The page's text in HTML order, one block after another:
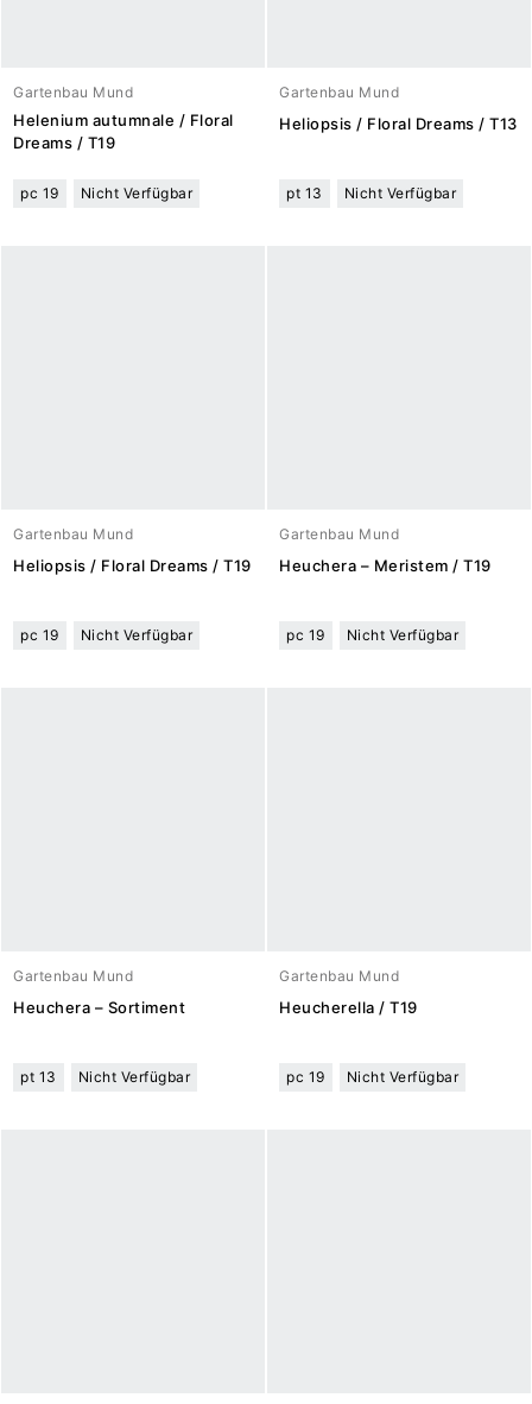
Gartenbau Mund
Helenium autumnale / Floral
Dreams / T19
pc 19 Nicht Verfügbar
Gartenbau Mund
Heliopsis / Floral Dreams / T13
pt 13 Nicht Verfügbar
Gartenbau Mund
Heliopsis / Floral Dreams / T19
pc 19 Nicht Verfügbar
Gartenbau Mund
Heuchera – Meristem / T19
pc 19 Nicht Verfügbar
Gartenbau Mund
Heuchera – Sortiment
pt 13 Nicht Verfügbar
Gartenbau Mund
Heucherella / T19
pc 19 Nicht Verfügbar